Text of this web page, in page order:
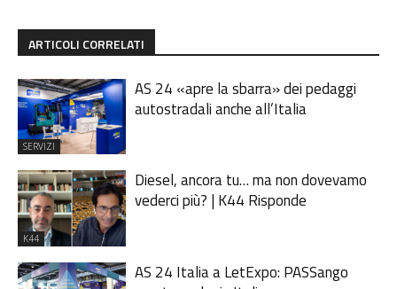
ARTICOLI CORRELATI
SERVIZI
AS 24 «apre la sbarra» dei pedaggi
autostradali anche all’Italia
K44
Diesel, ancora tu… ma non dovevamo
vederci più? | K44 Risponde
AS 24 Italia a LetExpo: PASSango